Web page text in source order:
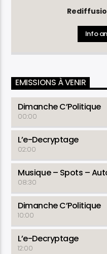
Info
EMISSIONS À VENIR
Dimanche C’Politique
00:00
L’e-Decryptage
02:00
Musique – Spots –
08:30
Dimanche C’Politique
10:00
L’e-Decryptage
12:00